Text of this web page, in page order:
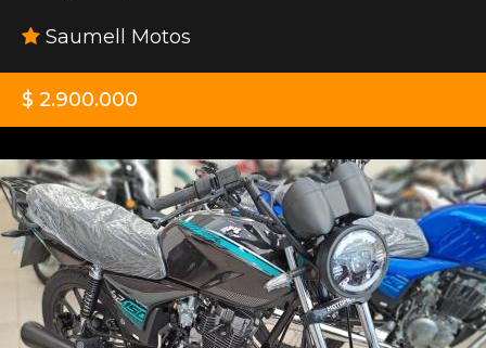
Saumell Motos
$ 2.900.000